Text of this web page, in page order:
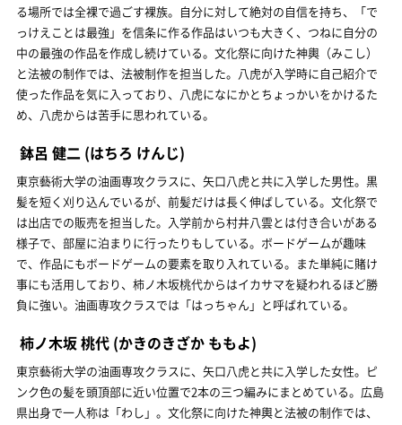
る場所では全裸で過ごす裸族。自分に対して絶対の自信を持ち、「で
っけえことは最強」を信条に作る作品はいつも大きく、つねに自分の
中の最強の作品を作成し続けている。文化祭に向けた神輿（みこし）
と法被の制作では、法被制作を担当した。八虎が入学時に自己紹介で
使った作品を気に入っており、八虎になにかとちょっかいをかけるた
め、八虎からは苦手に思われている。
鉢呂 健二 (はちろ けんじ)
東京藝術大学の油画専攻クラスに、矢口八虎と共に入学した男性。黒
髪を短く刈り込んでいるが、前髪だけは長く伸ばしている。文化祭で
は出店での販売を担当した。入学前から村井八雲とは付き合いがある
様子で、部屋に泊まりに行ったりもしている。ボードゲームが趣味
で、作品にもボードゲームの要素を取り入れている。また単純に賭け
事にも活用しており、柿ノ木坂桃代からはイカサマを疑われるほど勝
負に強い。油画専攻クラスでは「はっちゃん」と呼ばれている。
柿ノ木坂 桃代 (かきのきざか ももよ)
東京藝術大学の油画専攻クラスに、矢口八虎と共に入学した女性。ピ
ンク色の髪を頭頂部に近い位置で2本の三つ編みにまとめている。広島
県出身で一人称は「わし」。文化祭に向けた神輿と法被の制作では、